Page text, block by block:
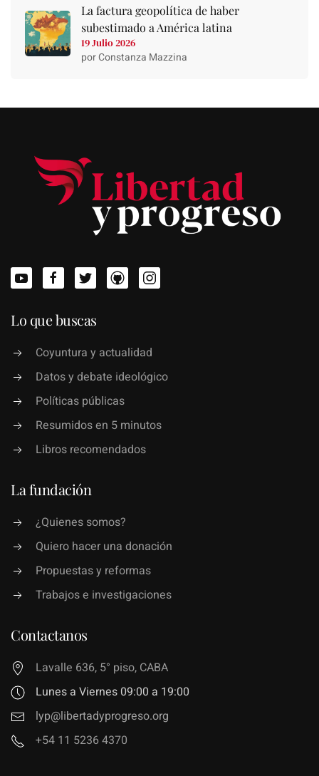
La factura geopolítica de haber
subestimado a América latina
19 Julio 2026
por Constanza Mazzina
Lo que buscas
Coyuntura y actualidad
Datos y debate ideológico
Políticas públicas
Resumidos en 5 minutos
Libros recomendados
La fundación
¿Quienes somos?
Quiero hacer una donación
Propuestas y reformas
Trabajos e investigaciones
Contactanos
Lavalle 636, 5° piso, CABA
Lunes a Viernes 09:00 a 19:00
lyp@libertadyprogreso.org
+54 11 5236 4370